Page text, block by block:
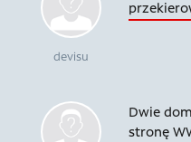
devisu
Dwie
stronę